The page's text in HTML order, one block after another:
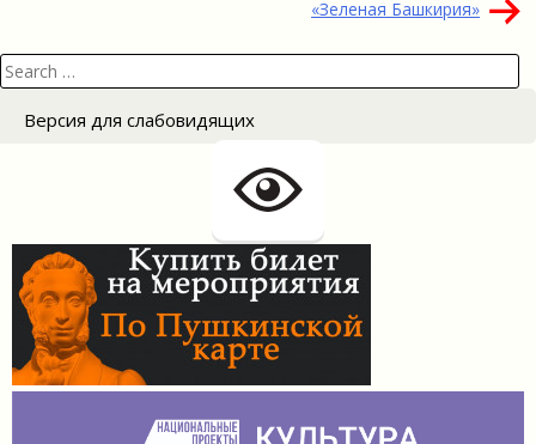
«Зеленая Башкирия»
Search
for:
Версия для слабовидящих